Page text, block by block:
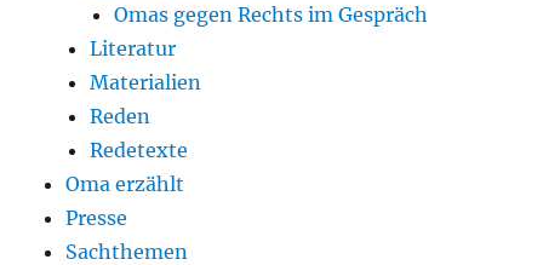
Omas gegen Rechts im Gespräch
Literatur
Materialien
Reden
Redetexte
Oma erzählt
Presse
Sachthemen